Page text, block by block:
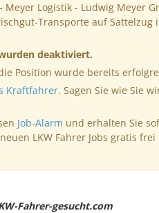
Logistik - Ludwig Meyer
Transporte auf Sattelzug
deaktiviert.
Position wurde bereits
Kraftfahrer. Sagen Sie wie Sie
Job-Alarm und erhalten Sie
LKW Fahrer Jobs gratis frei
Fahrer-gesucht.com